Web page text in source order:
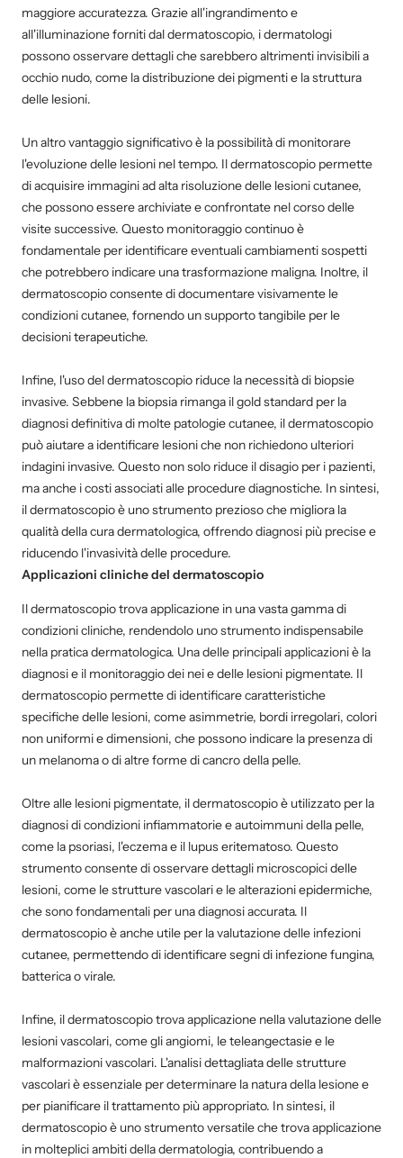
maggiore accuratezza. Grazie all'ingrandimento e
all'illuminazione forniti dal dermatoscopio, i dermatologi
possono osservare dettagli che sarebbero altrimenti invisibili a
occhio nudo, come la distribuzione dei pigmenti e la struttura
delle lesioni.
Un altro vantaggio significativo è la possibilità di monitorare
l'evoluzione delle lesioni nel tempo. Il dermatoscopio permette
di acquisire immagini ad alta risoluzione delle lesioni cutanee,
che possono essere archiviate e confrontate nel corso delle
visite successive. Questo monitoraggio continuo è
fondamentale per identificare eventuali cambiamenti sospetti
che potrebbero indicare una trasformazione maligna. Inoltre, il
dermatoscopio consente di documentare visivamente le
condizioni cutanee, fornendo un supporto tangibile per le
decisioni terapeutiche.
Infine, l'uso del dermatoscopio riduce la necessità di biopsie
invasive. Sebbene la biopsia rimanga il gold standard per la
diagnosi definitiva di molte patologie cutanee, il dermatoscopio
può aiutare a identificare lesioni che non richiedono ulteriori
indagini invasive. Questo non solo riduce il disagio per i pazienti,
ma anche i costi associati alle procedure diagnostiche. In sintesi,
il dermatoscopio è uno strumento prezioso che migliora la
qualità della cura dermatologica, offrendo diagnosi più precise e
riducendo l'invasività delle procedure.
Applicazioni cliniche del dermatoscopio
Il dermatoscopio trova applicazione in una vasta gamma di
condizioni cliniche, rendendolo uno strumento indispensabile
nella pratica dermatologica. Una delle principali applicazioni è la
diagnosi e il monitoraggio dei nei e delle lesioni pigmentate. Il
dermatoscopio permette di identificare caratteristiche
specifiche delle lesioni, come asimmetrie, bordi irregolari, colori
non uniformi e dimensioni, che possono indicare la presenza di
un melanoma o di altre forme di cancro della pelle.
Oltre alle lesioni pigmentate, il dermatoscopio è utilizzato per la
diagnosi di condizioni infiammatorie e autoimmuni della pelle,
come la psoriasi, l'eczema e il lupus eritematoso. Questo
strumento consente di osservare dettagli microscopici delle
lesioni, come le strutture vascolari e le alterazioni epidermiche,
che sono fondamentali per una diagnosi accurata. Il
dermatoscopio è anche utile per la valutazione delle infezioni
cutanee, permettendo di identificare segni di infezione fungina,
batterica o virale.
Infine, il dermatoscopio trova applicazione nella valutazione delle
lesioni vascolari, come gli angiomi, le teleangectasie e le
malformazioni vascolari. L'analisi dettagliata delle strutture
vascolari è essenziale per determinare la natura della lesione e
per pianificare il trattamento più appropriato. In sintesi, il
dermatoscopio è uno strumento versatile che trova applicazione
in molteplici ambiti della dermatologia, contribuendo a